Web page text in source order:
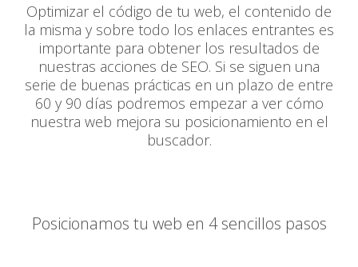
Optimizar el código de tu web, el contenido de
la misma y sobre todo los enlaces entrantes es
importante para obtener los resultados de
nuestras acciones de SEO. Si se siguen una
serie de buenas prácticas en un plazo de entre
60 y 90 días podremos empezar a ver cómo
nuestra web mejora su posicionamiento en el
buscador.
Posicionamos tu web en 4 sencillos pasos